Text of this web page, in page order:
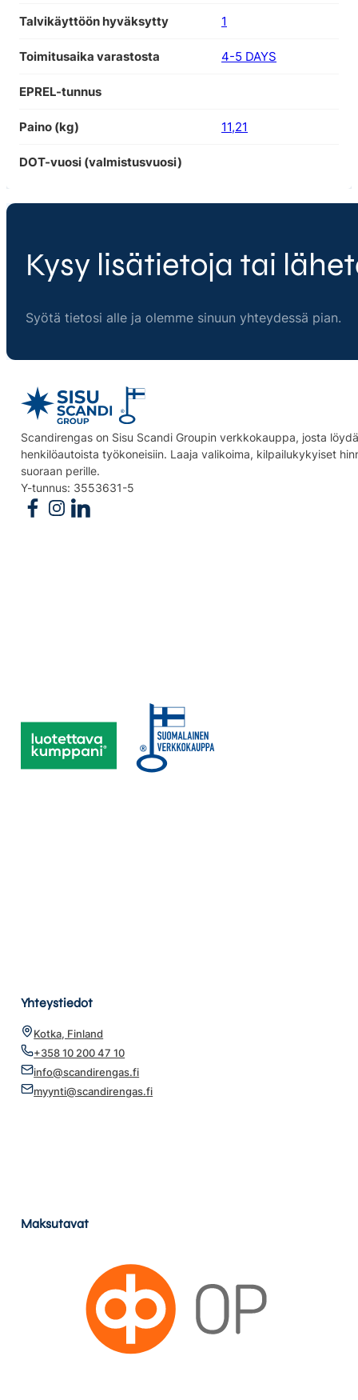
Talvikäyttöön hyväksytty 1
Toimitusaika varastosta 4-5 DAYS
EPREL-tunnus
Paino (kg) 11,21
DOT-vuosi (valmistusvuosi)
Kysy lisätietoja tai
Syötä tietosi alle ja olemme sinuun yhteydessä pian.
Scandirengas on Sisu Scandi Groupin verkkokauppa, josta
henkilöautoista työkoneisiin. Laaja valikoima, kilpailukykyiset
suoraan perille.
Y-tunnus: 3553631-5
Follow us on Facebook
Follow us on Instagram
Follow us on Linkedin
Yhteystiedot
Kotka, Finland
+358 10 200 47 10
info@scandirengas.fi
myynti@scandirengas.fi
Maksutavat